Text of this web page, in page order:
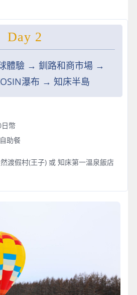
Day 2
體驗 → 釧路和商市場 →
瀑布 → 知床半島
幣
助餐
然渡假村(王子) 或 知床第一溫泉飯店